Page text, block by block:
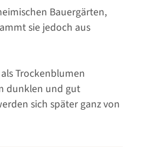
Bauergärten,
sie jedoch aus
Trockenblumen
dunklen und gut
sich später ganz von